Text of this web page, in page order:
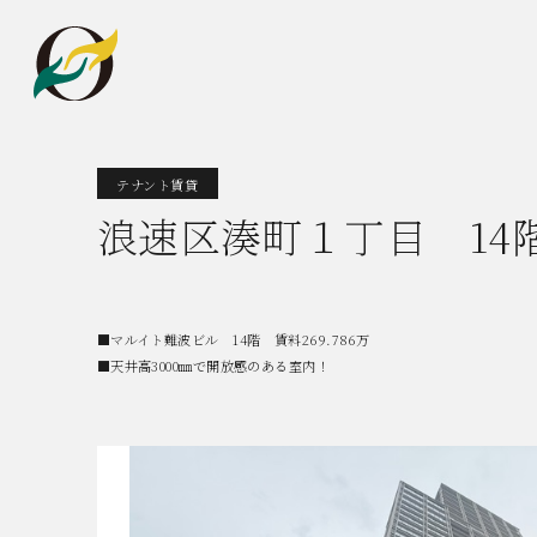
テナント賃貸
浪速区湊町１丁目
■マルイト難波ビル 14階 賃料269.786万
■天井高3000㎜で開放感のある室内！